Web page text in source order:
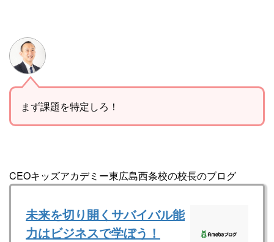
まず課題を特定しろ！
CEOキッズアカデミー東広島西条校の校長のブログ
未来を切り開くサバイバル能
力はビジネスで学ぼう！